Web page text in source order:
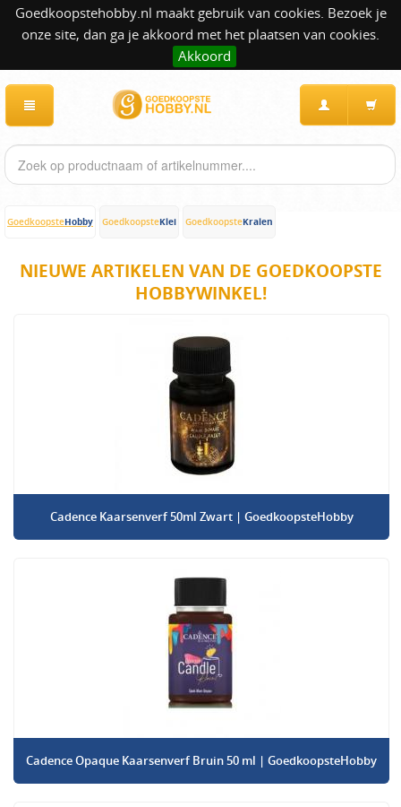
Goedkoopstehobby.nl maakt gebruik van cookies. Bezoek je
onze site, dan ga je akkoord met het plaatsen van cookies.
Akkoord
GoedkoopsteHobby GoedkoopsteKlei GoedkoopsteKralen
NIEUWE ARTIKELEN VAN DE GOEDKOOPSTE
HOBBYWINKEL!
Cadence Kaarsenverf 50ml Zwart | GoedkoopsteHobby
Cadence Opaque Kaarsenverf Bruin 50 ml | GoedkoopsteHobby